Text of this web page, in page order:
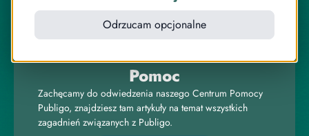
online.
Pomoc
Zachęcamy do odwiedzenia naszego Centrum Pomocy
Publigo, znajdziesz tam artykuły na temat wszystkich
zagadnień związanych z Publigo.
Odrzucam opcjonalne